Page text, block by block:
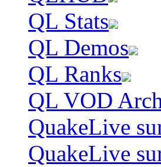
QL Stats
QL Demos
QL Ranks
QL VOD
QuakeLive
QuakeLive